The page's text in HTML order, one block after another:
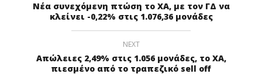
Νέα συνεχόμενη πτώση το ΧΑ, με τον ΓΔ να
κλείνει -0,22% στις 1.076,36 μονάδες
NEXT
Απώλειες 2,49% στις 1.056 μονάδες, το ΧΑ,
πιεσμένο από το τραπεζικό sell off